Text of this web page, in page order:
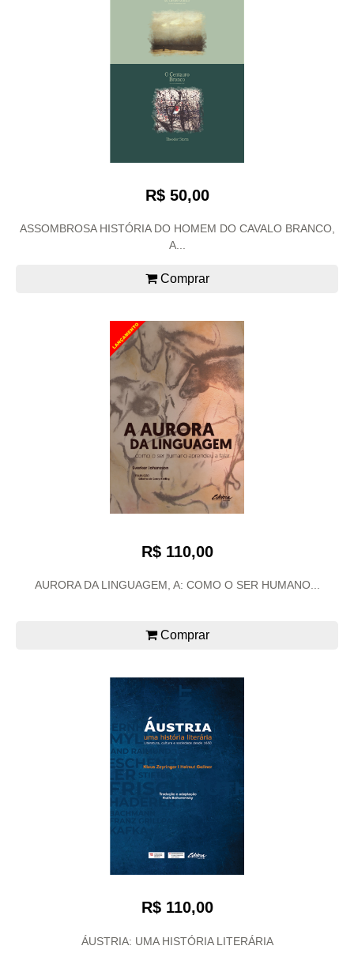
R$ 50,00
ASSOMBROSA HISTÓRIA DO HOMEM DO CAVALO BRANCO,
A...
Comprar
R$ 110,00
AURORA DA LINGUAGEM, A: COMO O SER HUMANO...
Comprar
R$ 110,00
ÁUSTRIA: UMA HISTÓRIA LITERÁRIA